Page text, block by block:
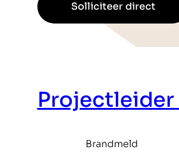
Solliciteer direct
Brandmeld